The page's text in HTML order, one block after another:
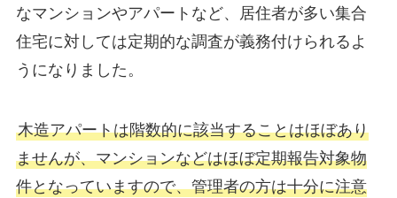
なマンションやアパートなど、居住者が多い集合
住宅に対しては定期的な調査が義務付けられるよ
うになりました。
木造アパートは階数的に該当することはほぼあり
ませんが、マンションなどはほぼ定期報告対象物
件となっていますので、管理者の方は十分に注意